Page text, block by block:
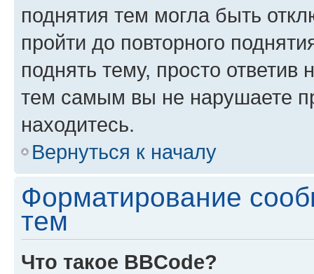
поднятия тем могла быть
пройти до повторного
поднять тему, просто ответив
тем самым вы не нарушаете
находитесь.
Вернуться к началу
Форматирование
тем
Что такое BBCode?